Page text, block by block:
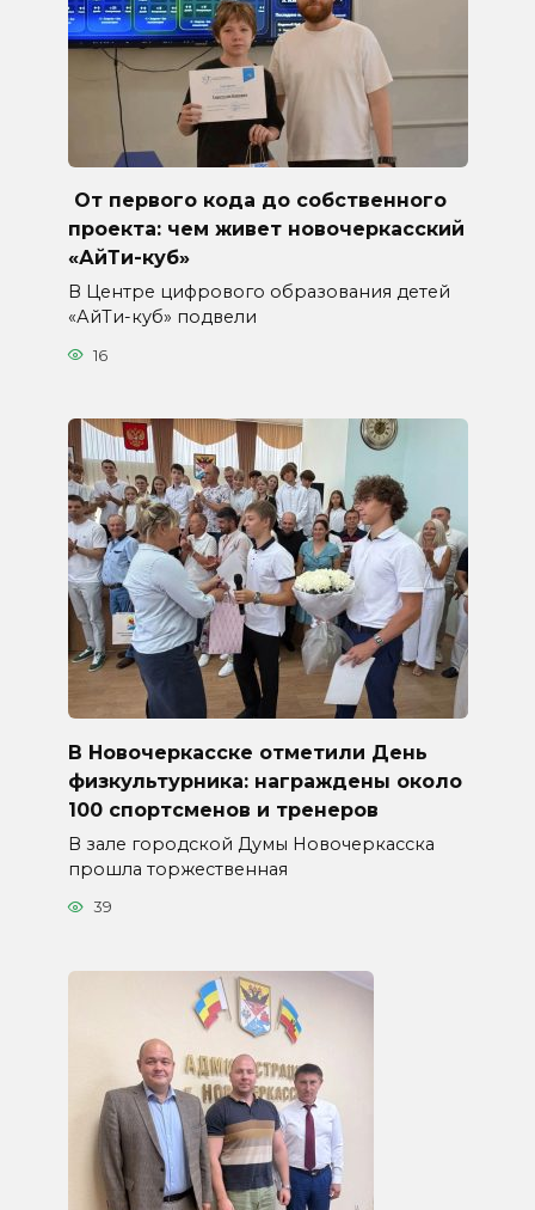
От первого кода до собственного
проекта: чем живет новочеркасский
«АйТи-куб»
В Центре цифрового образования детей
«АйТи-куб» подвели
16
В Новочеркасске отметили День
физкультурника: награждены около
100 спортсменов и тренеров
В зале городской Думы Новочеркасска
прошла торжественная
39